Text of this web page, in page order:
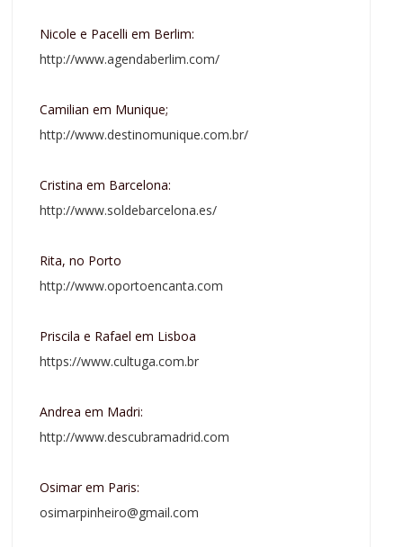
Nicole e Pacelli em Berlim:
http://www.agendaberlim.com/
Camilian em Munique;
http://www.destinomunique.com.br/
Cristina em Barcelona:
http://www.soldebarcelona.es/
Rita, no Porto
http://www.oportoencanta.com
Priscila e Rafael em Lisboa
https://www.cultuga.com.br
Andrea em Madri:
http://www.descubramadrid.com
Osimar em Paris:
osimarpinheiro@gmail.com